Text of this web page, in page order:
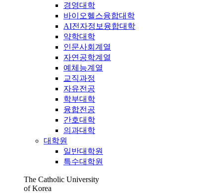
경영대학
바이오헬스융합대학
AI전자정보융합대학
약학대학
인문사회계열
자연공학계열
예체능계열
교직과정
자유전공
학부대학
융합전공
간호대학
의과대학
대학원
일반대학원
특수대학원
The Catholic University
of Korea